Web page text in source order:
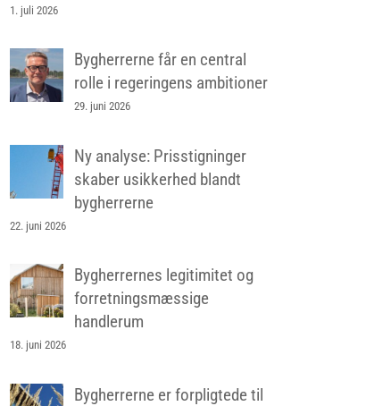
1. juli 2026
Bygherrerne får en central
rolle i regeringens ambitioner
29. juni 2026
Ny analyse: Prisstigninger
skaber usikkerhed blandt
bygherrerne
22. juni 2026
Bygherrernes legitimitet og
forretningsmæssige
handlerum
18. juni 2026
Bygherrerne er forpligtede til